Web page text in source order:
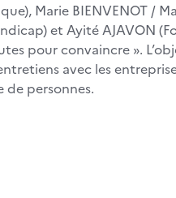
Marie BIENVENOT /
et Ayité AJAVON
pour convaincre ».
avec les
de personnes.